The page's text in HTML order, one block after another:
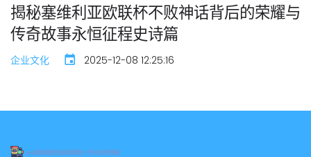
揭秘塞维利亚欧联杯不败神话背后的荣耀与
传奇故事永恒征程史诗篇
企业文化 2025-12-08 12:25:16